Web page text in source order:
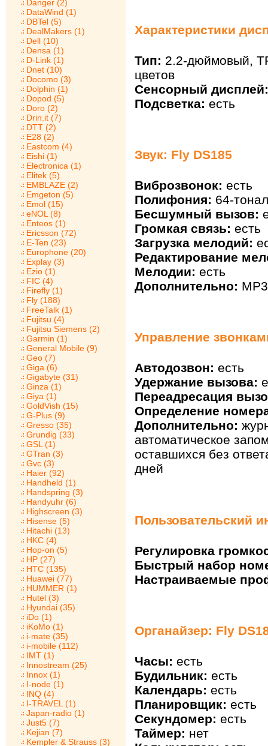
Danger (2)
DataWind (1)
DBTel (5)
DealMakers (1)
Dell (10)
Densa (1)
D-Link (1)
Dnet (10)
Docomo (3)
Dolphin (1)
Dopod (5)
Doro (2)
Drin.it (7)
DTT (2)
E28 (2)
Eastcom (4)
Eishi (1)
Electronica (1)
Elitek (5)
EMBLAZE (2)
Emgeton (5)
Emol (15)
eNOL (8)
Enteos (1)
Ericsson (72)
E-Ten (23)
Europhone (20)
Explay (3)
Ezio (1)
FIC (4)
Firefly (1)
Fly (188)
FreeTalk (1)
Fujitsu (4)
Fujitsu Siemens (2)
Garmin (1)
General Mobile (9)
Geo (7)
Giga (6)
Gigabyte (31)
Ginza (1)
Giya (1)
GoldVish (15)
G-Plus (9)
Gresso (35)
Grundig (33)
GSL (1)
GTran (3)
Gvc (3)
Haier (92)
Handheld (1)
Handspring (3)
Handyuhr (6)
Highscreen (3)
Hisense (5)
Hitachi (13)
HKC (4)
Hop-on (5)
HP (27)
HTC (135)
Huawei (77)
HUMMER (1)
Hutel (3)
Hyundai (35)
iDo (1)
iKoMo (1)
i-mate (35)
i-mobile (112)
IMT (1)
Innostream (25)
Innox (1)
I-node (1)
INQ (4)
I-TRAVEL (1)
Japan-radio (1)
Just5 (7)
Kejian (7)
Kempler & Strauss (3)
Характеристики
Тип: 2.2-дюймовый,
цветов
Сенсорный дисплей:
Подсветка: есть
Звук: Fly DS185
Виброзвонок: есть
Полифония: 64-
Бесшумный вызов:
Громкая связь: есть
Загрузка мелодий:
Редактирование
Мелодии: есть
Дополнительно:
Управление
Автодозвон: есть
Удержание вызова:
Переадресация
Определение
Дополнительно:
автоматическое
оставшихся без
дней
Пользовательский
Регулировка
Быстрый набор
Настраиваемые
Органайзер: Fly
Часы: есть
Будильник: есть
Календарь: есть
Планировщик: есть
Секундомер: есть
Таймер: нет